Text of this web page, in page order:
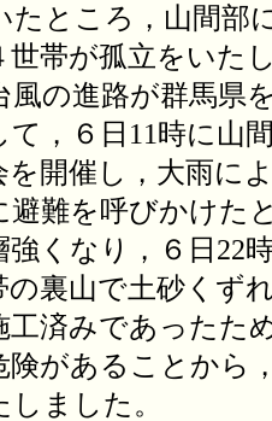
たところ，山間部
世帯が孤立をいた
の進路が群馬県
て，６日11時に山
を開催し，大雨に
避難を呼びかけた
くなり，６日22
の裏山で土砂くず
工済みであったた
険があることから
ました。